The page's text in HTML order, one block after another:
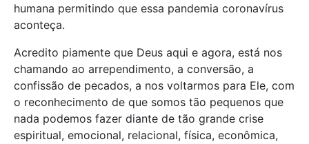
humana permitindo que essa pandemia coronavírus
aconteça.
Acredito piamente que Deus aqui e agora, está nos
chamando ao arrependimento, a conversão, a
confissão de pecados, a nos voltarmos para Ele, com
o reconhecimento de que somos tão pequenos que
nada podemos fazer diante de tão grande crise
espiritual, emocional, relacional, física, econômica,